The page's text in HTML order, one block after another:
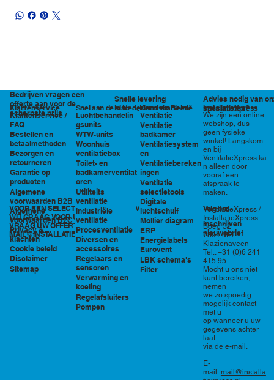
Klantenservice
Klantenservice /
FAQ
Bestellen en
betaalmethoden
Bezorgen en
retourneren
Garantie op
producten
Algemene
voorwaarden B2B
Algemene
voorwaarden B2C
Privacy &
klachten
Cookie beleid
Disclaimer
Sitemap
VOOR EEN SELECTIE EN PRIJSOPGAVE STAAN
WIJ GRAAG VOOR U KLAAR!
VRAAG UW OFFERTE AAN VIA
MAIL@INSTALLATIEXPRESS.NL
Bedrijven vragen een
offerte aan voor de
scherpste prijs
Snelle levering
in Nederland en België
Advies nodig van
specialisten?
Snel aan de slag
Luchtbehandelin
gsunits
WTW-units
Woonhuis
ventilatiebox
Toilet- en
badkamerventilat
oren
Utiliteits
ventilatie
Industriële
ventilatie
Procesventilatie
Diversen en
accessoires
Regelaars en
sensoren
Verwarming en
koeling
Regelafsluiters
Pompen
Kennisbank en
tools
Ventilatie
Ventilatie
badkamer
Ventilatiesystem
en
Ventilatiebereken
ingen
Ventilatie
selectietools
Digitale
luchtschuif
Mollier diagram
ERP
Energielabels
Eurovent
LBK schema's
Filter
We zijn een online
webshop, dus
geen fysieke
winkel! Langskom
en bij
VentilatieXpress ka
n alleen door
vooraf een
afspraak te
maken.
VentilatieXpress /
InstallatieXpress
Boeg 32
7891 MR
Klazienaveen
Tel.: +31 (0)6 241
415 95
Mocht u ons niet
kunt bereiken,
nemen
we zo spoedig
mogelijk contact
met u
op wanneer u uw
gegevens achter
laat
via de e-mail.
E-
mail: mail@installa
InstallatieXpress
Volg ons
Inschrijven
nieuwsbrief